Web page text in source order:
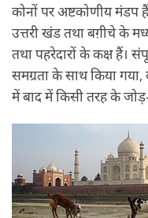
कोनों पर अष्टकोणीय मंडप
उत्तरी खंड तथा बग़ीचे के
तथा पहरेदारों के कक्ष हैं।
समग्रता के साथ किया गया,
में बाद में किसी तरह के